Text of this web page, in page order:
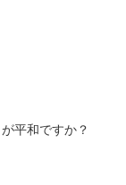
が平和ですか？